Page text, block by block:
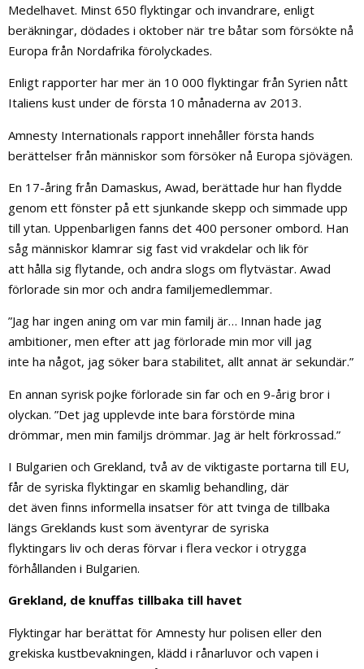
Medelhavet. Minst 650 flyktingar och invandrare, enligt
beräkningar, dödades i oktober när tre båtar som försökte nå
Europa från Nordafrika förolyckades.
Enligt rapporter har mer än 10 000 flyktingar från Syrien nått
Italiens kust under de första 10 månaderna av 2013.
Amnesty Internationals rapport innehåller första hands
berättelser från människor som försöker nå Europa sjövägen.
En 17-åring från Damaskus, Awad, berättade hur han flydde
genom ett fönster på ett sjunkande skepp och simmade upp
till ytan. Uppenbarligen fanns det 400 personer ombord. Han
såg människor klamrar sig fast vid vrakdelar och lik för
att hålla sig flytande, och andra slogs om flytvästar. Awad
förlorade sin mor och andra familjemedlemmar.
”Jag har ingen aning om var min familj är… Innan hade jag
ambitioner, men efter att jag förlorade min mor vill jag
inte ha något, jag söker bara stabilitet, allt annat är sekundär.”
En annan syrisk pojke förlorade sin far och en 9-årig bror i
olyckan. ”Det jag upplevde inte bara förstörde mina
drömmar, men min familjs drömmar. Jag är helt förkrossad.”
I Bulgarien och Grekland, två av de viktigaste portarna till EU,
får de syriska flyktingar en skamlig behandling, där
det även finns informella insatser för att tvinga de tillbaka
längs Greklands kust som äventyrar de syriska
flyktingars liv och deras förvar i flera veckor i otrygga
förhållanden i Bulgarien.
Grekland, de knuffas tillbaka till havet
Flyktingar har berättat för Amnesty hur polisen eller den
grekiska kustbevakningen, klädd i rånarluvor och vapen i